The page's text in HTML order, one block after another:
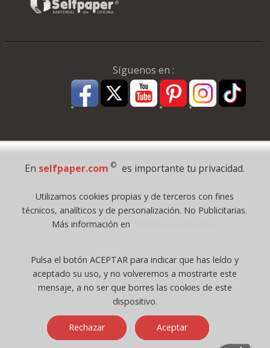
Síguenos en :
Pago Seguro
Todos los derechos reservados
©selfpaper.com, y las webs de ©gruposelfpaper.org están gestionadas, y
Registro Mercantil de Valencia ( España ) CEE:
Tomo 7263, Libro 4565, Folio 1, Sección 8, Hoja V-85203.
Móvil / Tablet - Bot mozilla/5.0 (linux; android 14; pixel 8)
applewebkit/537.36 (khtml, like gecko) chrome/131.0.0.0 mobile
En selfpaper.com © es importante tu privacidad.
Utilizamos cookies propias y de terceros con fines
técnicos, analíticos y de personalización. No Publicitarias.
Más información en
Pulsa el botón ACEPTAR para indicar que has leído y
aceptado su uso, y no volveremos a mostrarte este
mensaje, a no ser que borres las cookies de este
dispositivo.
Rechazar Aceptar